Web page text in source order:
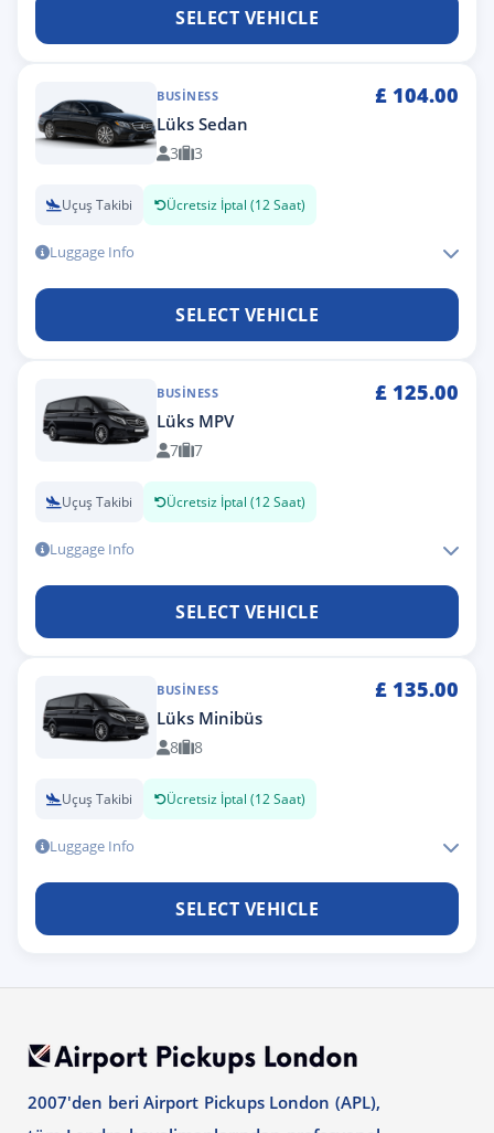
SELECT VEHICLE
BUSINESS £ 104.00
Lüks Sedan
3 3
Uçuş Takibi Ücretsiz İptal (12 Saat)
Luggage Info
SELECT VEHICLE
BUSINESS £ 125.00
Lüks MPV
7 7
Uçuş Takibi Ücretsiz İptal (12 Saat)
Luggage Info
SELECT VEHICLE
BUSINESS £ 135.00
Lüks Minibüs
8 8
Uçuş Takibi Ücretsiz İptal (12 Saat)
Luggage Info
SELECT VEHICLE
2007'den beri Airport Pickups London (APL),